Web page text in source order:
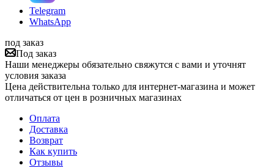
Telegram
WhatsApp
под заказ
Под заказ
Наши менеджеры обязательно свяжутся с вами и уточнят
условия заказа
Цена действительна только для интернет-магазина и может
отличаться от цен в розничных магазинах
Оплата
Доставка
Возврат
Как купить
Отзывы